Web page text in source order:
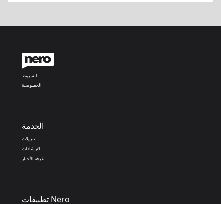
الشروط
الخصوصية
الخدمة
التنزيلات
الإرشادات
غرفة الأخبار
تطبيقات Nero